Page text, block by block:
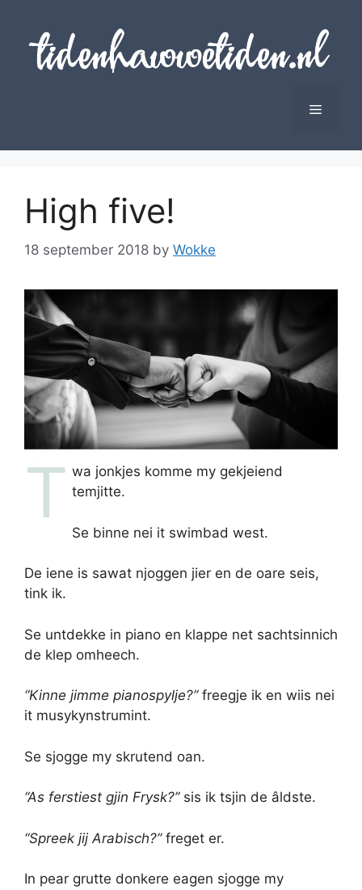
content
Menu
High five!
18 september 2018 by Wokke
T wa jonkjes komme my gekjeiend
temjitte.
Se binne nei it swimbad west.
De iene is sawat njoggen jier en de oare seis,
tink ik.
Se untdekke in piano en klappe net sachtsinnich
de klep omheech.
“Kinne jimme pianospylje?”freegje ik en wiis nei
it musykynstrumint.
Se sjogge my skrutend oan.
“As ferstiest gjin Frysk?”sis ik tsjin de âldste.
“Spreek jij Arabisch?”freget er.
In pear grutte donkere eagen sjogge my